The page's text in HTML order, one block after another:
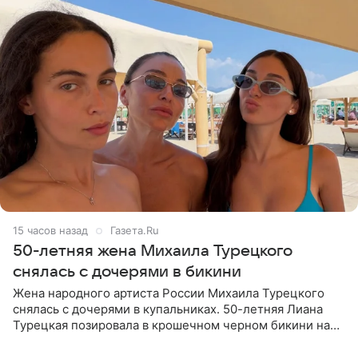
15 часов назад Газета.Ru
50-летняя жена Михаила Турецкого
снялась с дочерями в бикини
Жена народного артиста России Михаила Турецкого
снялась с дочерями в купальниках. 50-летняя Лиана
Турецкая позировала в крошечном черном бикини на